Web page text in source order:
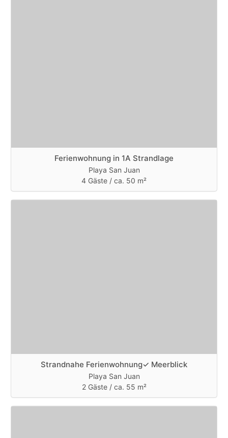
Ferienwohnung in 1A Strandlage
Playa San Juan
4 Gäste / ca. 50 m²
Strandnahe Ferienwohnung✓ Meerblick
Playa San Juan
2 Gäste / ca. 55 m²